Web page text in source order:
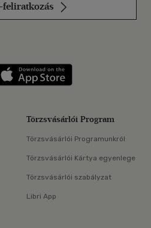
ona LinkedInen
applikáció Szerezd meg: Google
Törzsvásárlói Program
Törzsvásárlói Programunkról
Törzsvásárlói Kártya egyenlege
Törzsvásárlói szabályzat
Libri App